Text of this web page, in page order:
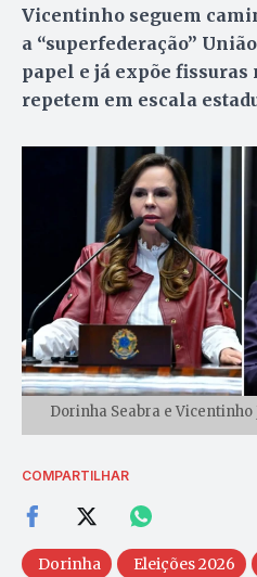
Vicentinho seguem
a “superfederação”
papel e já expõe fissuras
repetem em escala
Dorinha Seabra e
COMPARTILHAR
Dorinha Eleições 2026